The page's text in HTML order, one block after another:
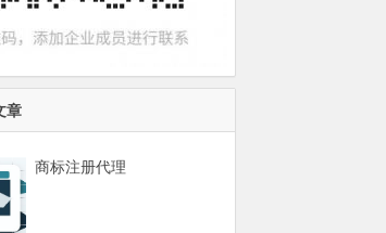
章
商标注册代理